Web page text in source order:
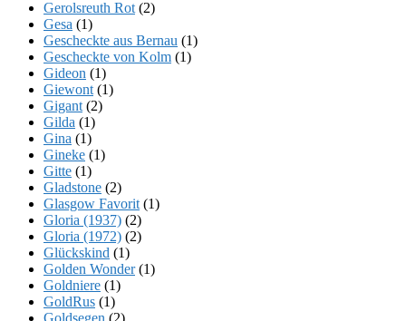
Gerolsreuth Rot (2)
Gesa (1)
Gescheckte aus Bernau (1)
Gescheckte von Kolm (1)
Gideon (1)
Giewont (1)
Gigant (2)
Gilda (1)
Gina (1)
Gineke (1)
Gitte (1)
Gladstone (2)
Glasgow Favorit (1)
Gloria (1937) (2)
Gloria (1972) (2)
Glückskind (1)
Golden Wonder(1)
Goldniere (1)
GoldRus (1)
Goldsegen (2)